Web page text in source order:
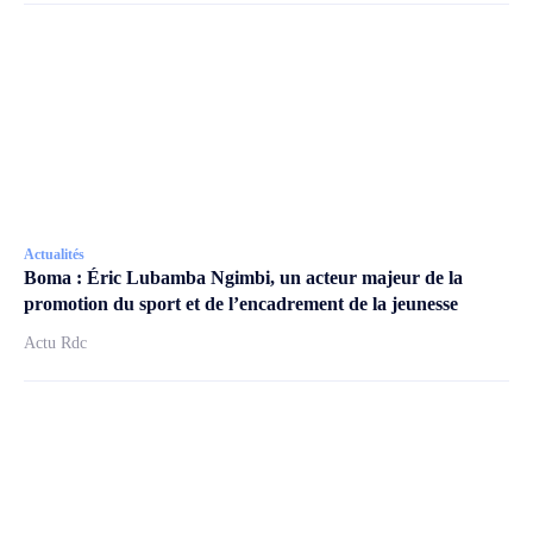
Actualités
Boma : Éric Lubamba Ngimbi, un acteur majeur de la
promotion du sport et de l’encadrement de la jeunesse
Actu Rdc